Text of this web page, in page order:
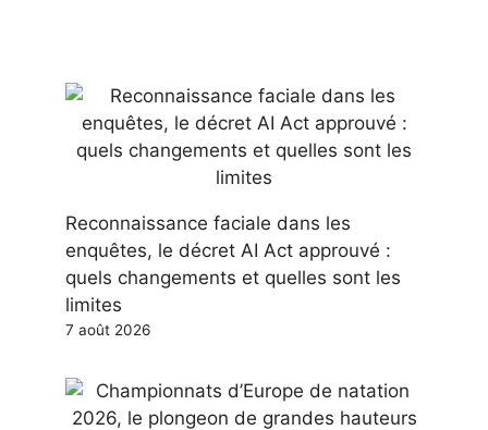
Reconnaissance faciale dans les
enquêtes, le décret AI Act approuvé :
quels changements et quelles sont les
limites
7 août 2026